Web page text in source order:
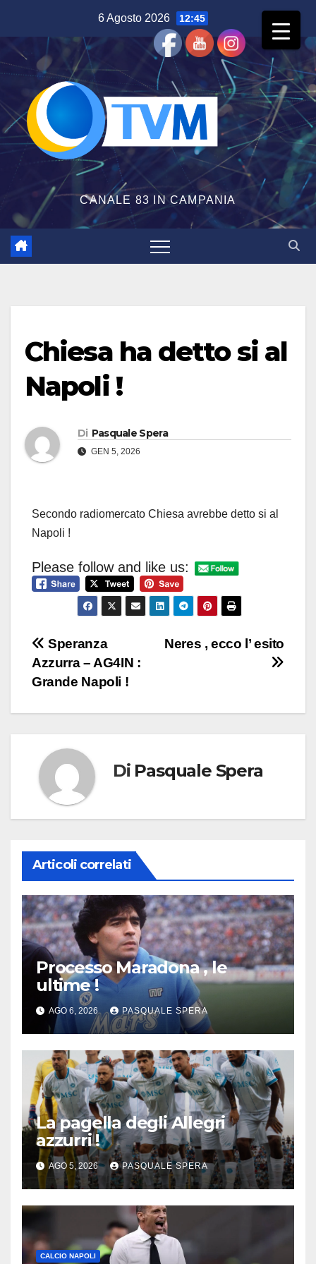
contenuto
6 Agosto 2026 12:45
CANALE 83 IN CAMPANIA
Chiesa ha detto si al
Napoli !
Di Pasquale Spera
GEN 5, 2026
Secondo radiomercato Chiesa avrebbe detto si al
Napoli !
Please follow and like us:
Navigazione
articoli
Neres , ecco l’ esito
Speranza
Azzurra – AG4IN :
Grande Napoli !
Di Pasquale Spera
Articoli correlati
Processo Maradona , le
ultime !
AGO 6, 2026 PASQUALE SPERA
La pagella degli Allegri
azzurri !
AGO 5, 2026 PASQUALE SPERA
CALCIO NAPOLI